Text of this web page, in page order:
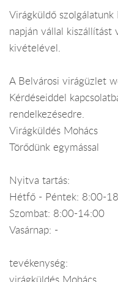
Virágküldő
napján vállal kiszállítást
kivételével.
A Belvárosi virágüzlet
Kérdéseiddel
rendelkezésedre.
Virágküldés Mohács
Törődünk egymással
Nyitva tartás:
Hétfő - Péntek: 8:00-
Szombat: 8:00-14:00
Vasárnap: -
tevékenység: